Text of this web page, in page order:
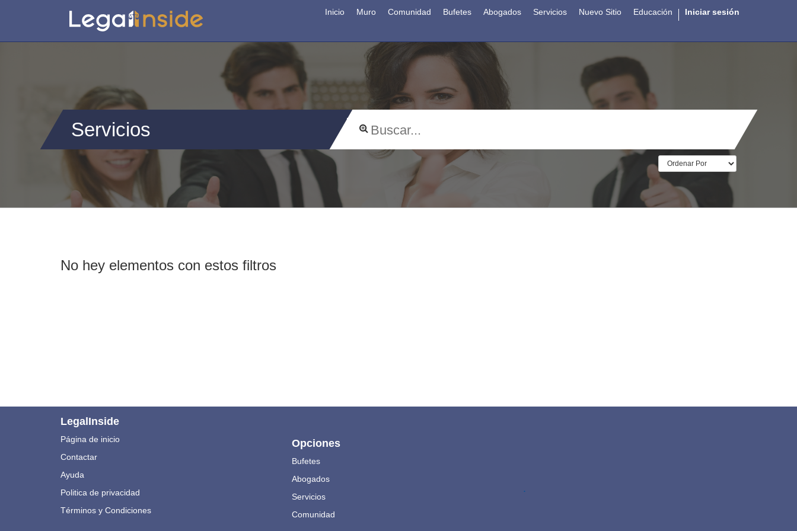
Inicio Muro Comunidad Bufetes Abogados Servicios Nuevo Sitio Educación Iniciar sesión
Servicios
No hey elementos con estos filtros
LegalInside
Página de inicio
Contactar
Ayuda
Politica de privacidad
Términos y Condiciones
Opciones
Bufetes
Abogados
Servicios
Comunidad
.